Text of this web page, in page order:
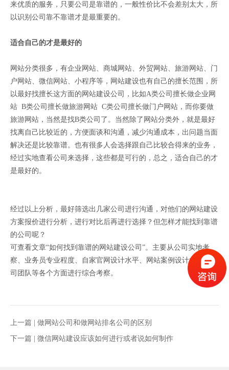
来优质的服务，只要公司是靠谱的，一般性价比不会差别太大，所
以识别公司靠不靠谱才是最重要的。
适合自己的才是最好的
网站分类很多，有企业网站、商城网站、外贸网站、旅游网站、门
户网站、微信网站、小程序等，网站建设也有自己的擅长范围，所
以最好找擅长这方面的网站建设公司，比如A类公司擅长做企业网
站 B类公司擅长做旅游网站 C类公司擅长做门户网站，而你要做
旅游网站，当然是找B类公司了。当然除了网站分类外，就是最好
找离自己比较近的，方便面谈和沟通，减少沟通成本，出问题当面
解决还是比较靠谱。也有很多人会选择跟自己比较合得来的业务，
经过实地查看公司来选择，这些都是可行的，总之，适合自己的才
是最好的。
经过以上分析，最好筛选出几家公司进行沟通，对他们的网站建设
方案报价进行分析，进行对比后再进行选择？但怎样才能找到靠谱
的公司呢？
可查看文章“如何找到靠谱的网站建设公司”。主要从公司实地考
察、业务员专业程度、自家官网设计水平、网站案例设计水平、公
司团队等各个方面进行综合考察。
上一篇 | 做网站公司和做网站排名公司的区别
下一篇 | 微信网站建设应该如何进行或者说如何制作